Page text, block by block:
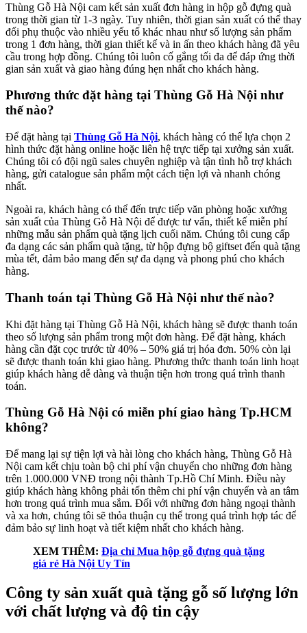
Thùng Gỗ Hà Nội cam kết sản xuất đơn hàng in hộp gỗ đựng quà
trong thời gian từ 1-3 ngày. Tuy nhiên, thời gian sản xuất có thể thay
đổi phụ thuộc vào nhiều yếu tố khác nhau như số lượng sản phẩm
trong 1 đơn hàng, thời gian thiết kế và in ấn theo khách hàng đã yêu
cầu trong hợp đồng. Chúng tôi luôn cố gắng tối đa để đáp ứng thời
gian sản xuất và giao hàng đúng hẹn nhất cho khách hàng.
Phương thức đặt hàng tại Thùng Gỗ Hà Nội như
thế nào?
Để đặt hàng tại Thùng Gỗ Hà Nội, khách hàng có thể lựa chọn 2
hình thức đặt hàng online hoặc liên hệ trực tiếp tại xưởng sản xuất.
Chúng tôi có đội ngũ sales chuyên nghiệp và tận tình hỗ trợ khách
hàng, gửi catalogue sản phẩm một cách tiện lợi và nhanh chóng
nhất.
Ngoài ra, khách hàng có thể đến trực tiếp văn phòng hoặc xưởng
sản xuất của Thùng Gỗ Hà Nội để được tư vấn, thiết kế miễn phí
những mẫu sản phẩm quà tặng lịch cuối năm. Chúng tôi cung cấp
đa dạng các sản phẩm quà tặng, từ hộp đựng bộ giftset đến quà tặng
mùa tết, đảm bảo mang đến sự đa dạng và phong phú cho khách
hàng.
Thanh toán tại Thùng Gỗ Hà Nội như thế nào?
Khi đặt hàng tại Thùng Gỗ Hà Nội, khách hàng sẽ được thanh toán
theo số lượng sản phẩm trong một đơn hàng. Để đặt hàng, khách
hàng cần đặt cọc trước từ 40% – 50% giá trị hóa đơn. 50% còn lại
sẽ được thanh toán khi giao hàng. Phương thức thanh toán linh hoạt
giúp khách hàng dễ dàng và thuận tiện hơn trong quá trình thanh
toán.
Thùng Gỗ Hà Nội có miễn phí giao hàng Tp.HCM
không?
Để mang lại sự tiện lợi và hài lòng cho khách hàng, Thùng Gỗ Hà
Nội cam kết chịu toàn bộ chi phí vận chuyển cho những đơn hàng
trên 1.000.000 VNĐ trong nội thành Tp.Hồ Chí Minh. Điều này
giúp khách hàng không phải tốn thêm chi phí vận chuyển và an tâm
hơn trong quá trình mua sắm. Đối với những đơn hàng ngoại thành
và xa hơn, chúng tôi sẽ thỏa thuận cụ thể trong quá trình hợp tác để
đảm bảo sự linh hoạt và tiết kiệm nhất cho khách hàng.
XEM THÊM: Địa chỉ Mua hộp gỗ đựng quà tặng
giá rẻ Hà Nội Uy Tín
Công ty sản xuất quà tặng gỗ số lượng lớn
với chất lượng và độ tin cậy